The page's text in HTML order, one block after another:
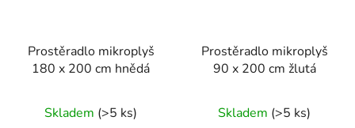
Prostěradlo mikroplyš
180 x 200 cm hnědá
Skladem (>5 ks)
Prostěradlo mikroplyš
90 x 200 cm žlutá
Skladem (>5 ks)